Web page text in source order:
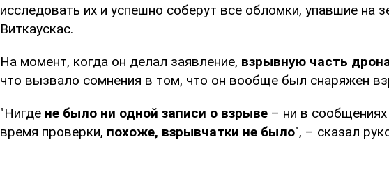
исследовать их и успешно соберут все обломки, упавшие на
Виткаускас.
На момент, когда он делал заявление, взрывную часть
что вызвало сомнения в том, что он вообще был снаряжен
"Нигде не было ни одной записи о взрыве – ни в
время проверки, похоже, взрывчатки не было", – сказал